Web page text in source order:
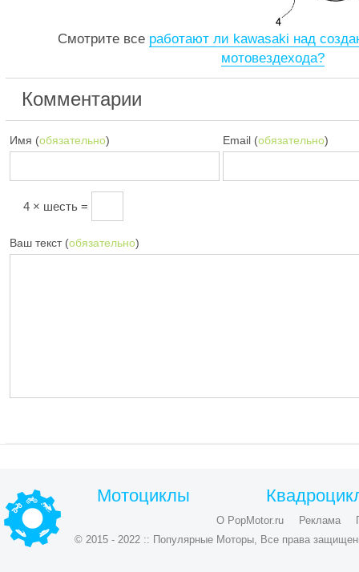
Смотрите все работают ли kawasaki над
мотовездехода?
Комментарии
Имя (обязательно) Email (обязательно)
4 × шесть =
Ваш текст (обязательно)
Мотоциклы
О PopMotor.ru Реклама
© 2015 - 2022 :: Популярные Моторы, Все права